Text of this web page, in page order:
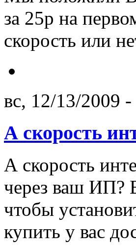
за 25р на
скорость или
вс, 12/13/2009
А скорость
А скорость
через ваш ИП?
чтобы
купить у вас